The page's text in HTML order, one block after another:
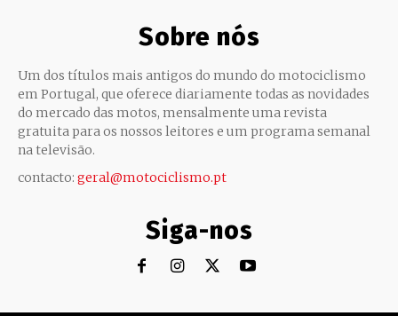
Sobre nós
Um dos títulos mais antigos do mundo do motociclismo
em Portugal, que oferece diariamente todas as novidades
do mercado das motos, mensalmente uma revista
gratuita para os nossos leitores e um programa semanal
na televisão.
contacto: geral@motociclismo.pt
Siga-nos